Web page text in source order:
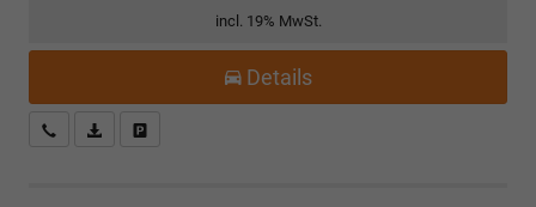
incl. 19% MwSt.
Details
Kostenloser Rückruf-Service
PDF-Datei, Fahrzeugexposé drucken